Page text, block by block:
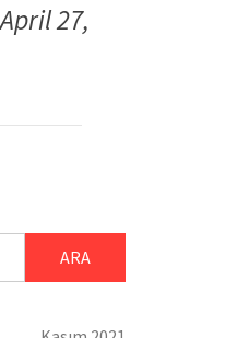
April 27,